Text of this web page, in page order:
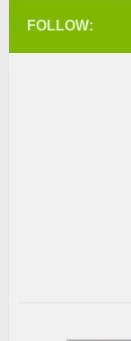
FOLLOW: